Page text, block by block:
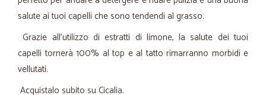
salute ai tuoi capelli che sono tendendi al grasso.
Grazie all'utilizzo di estratti di limone, la salute dei tuoi
capelli tornerà 100% al top e al tatto rimarranno morbidi e
vellutati.
Acquistalo subito su Cicalia.